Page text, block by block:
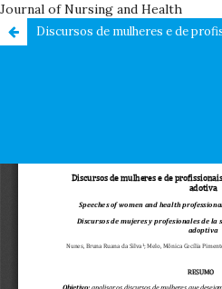
Journal of Nursing and Health